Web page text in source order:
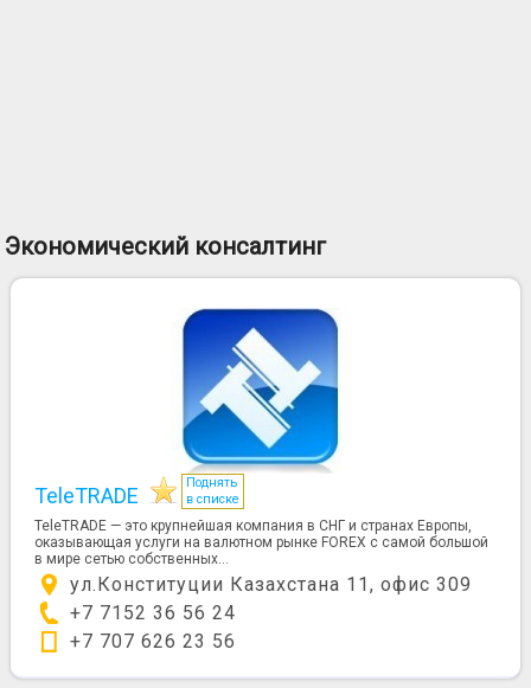
Экономический консалтинг
TeleTRADE
Поднять
в списке
TeleTRADE — это крупнейшая компания в СНГ и странах Европы,
оказывающая услуги на валютном рынке FOREX с самой большой
в мире сетью собственных...
ул.Конституции Казахстана 11, офис 309
+7 7152 36 56 24
+7 707 626 23 56